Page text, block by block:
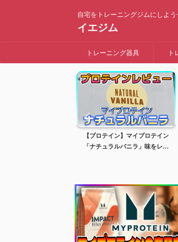
自宅をトレーニングジムにしよう
イエジム
トレーニング器具 ト
【プロテイン】マイプロテイン
「ナチュラルバニラ」味をレ...